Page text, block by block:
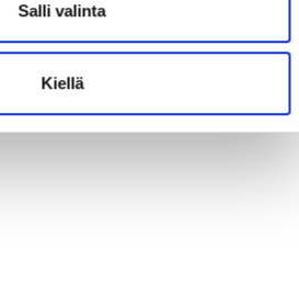
Salli valinta
Kiellä